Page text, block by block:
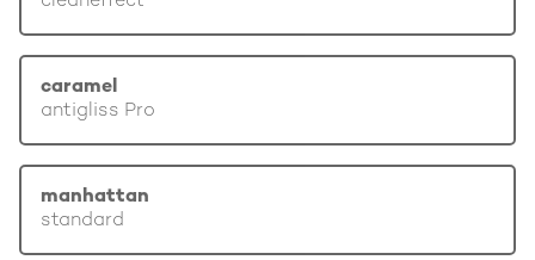
caramel
antigliss Pro
manhattan
standard